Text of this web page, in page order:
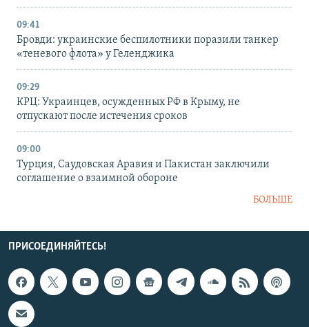
09:41
Бровди: украинские беспилотники поразили танкер
«теневого флота» у Геленджика
09:29
КРЦ: Украинцев, осужденных РФ в Крыму, не
отпускают после истечения сроков
09:00
Турция, Саудовская Аравия и Пакистан заключили
соглашение о взаимной обороне
БОЛЬШЕ
ПРИСОЕДИНЯЙТЕСЬ!